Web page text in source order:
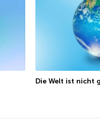
Die Welt ist nicht